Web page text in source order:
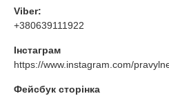
Viber:
+380639111922
Інстаграм
https://www.instagram.com/
Фейсбук сторінка